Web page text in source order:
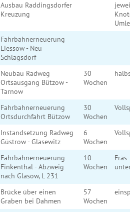
Ausbau Raddingsdorfer
Kreuzung
Fahrbahnerneuerung
Liessow - Neu
Schlagsdorf
Neubau Radweg
Ortsausgang Bützow -
Tarnow
30
Wochen
Fahrbahnerneuerung
Ortsdurchfahrt Bützow
30
Wochen
Instandsetzung Radweg
Güstrow - Glasewitz
6
Wochen
Fahrbahnerneuerung
Finkenthal - Abzweig
nach Glasow, L 231
10
Wochen
Fräs-
unter
Brücke über einen
Graben bei Dahmen
57
Wochen